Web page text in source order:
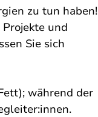
zu tun haben!
und
Sie sich
während der